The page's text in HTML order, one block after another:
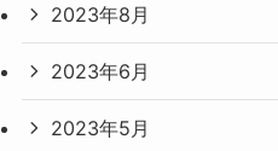
2023年8月
2023年6月
2023年5月